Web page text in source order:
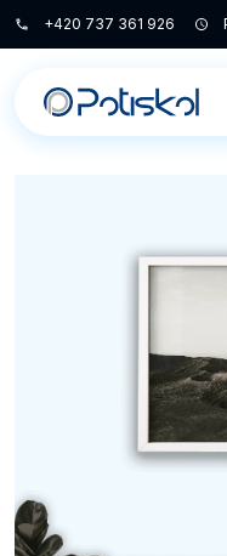
+420 737 361 926